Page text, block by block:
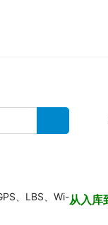
从入库
、LBS、Wi-